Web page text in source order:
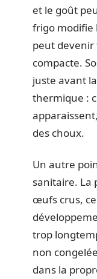
et le goût
frigo modifie
peut devenir
compacte.
juste avant
thermique :
des choux.
Un autre
sanitaire. La
œufs crus,
trop
non
dans la